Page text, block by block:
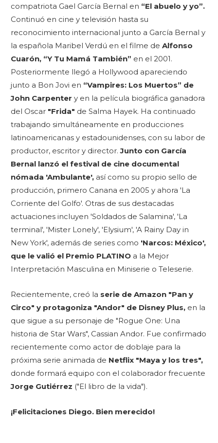
compatriota Gael García Bernal en “El abuelo y yo”.
Continuó en cine y televisión hasta su
reconocimiento internacional junto a García Bernal y
la española Maribel Verdú en el filme deAlfonso
Cuarón, “Y Tu Mamá También” en el 2001.
Posteriormente llegó a Hollywood apareciendo
junto a Bon Jovi en “Vampires: Los Muertos” de
John Carpenter y en la película biográfica ganadora
del Oscar "Frida" de Salma Hayek. Ha continuado
trabajando simultáneamente en producciones
latinoamericanas y estadounidenses, con su labor de
productor, escritor y director.Junto con García
Bernal lanzó el festival de cine documental
nómada 'Ambulante', así como su propio sello de
producción, primero Canana en 2005 y ahora 'La
Corriente del Golfo'. Otras de sus destacadas
actuaciones incluyen 'Soldados de Salamina', 'La
terminal', 'Mister Lonely', 'Elysium', 'A Rainy Day in
New York', además de series como 'Narcos: México',
que le valió el Premio PLATINO a la Mejor
Interpretación Masculina en Miniserie o Teleserie.
Recientemente, creó la serie de Amazon "Pan y
Circo" y protagoniza "Andor" de Disney Plus, en la
que sigue a su personaje de "Rogue One: Una
historia de Star Wars", Cassian Andor. Fue confirmado
recientemente como actor de doblaje para la
próxima serie animada de Netflix "Maya y los tres",
donde formará equipo con el colaborador frecuente
Jorge Gutiérrez ("El libro de la vida").
¡Felicitaciones Diego. Bien merecido!